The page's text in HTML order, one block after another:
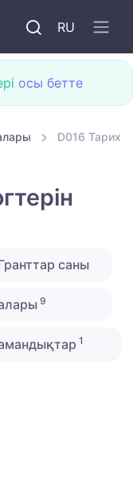
RU
осы бетте
D016 Тарих
саны
9
1